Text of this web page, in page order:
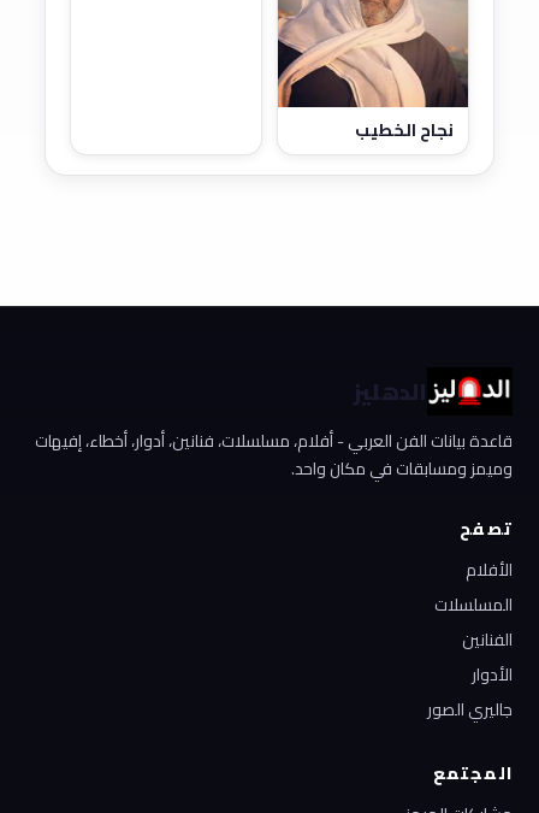
نجاح الخطيب
الدهليز
قاعدة بيانات الفن العربي - أفلام، مسلسلات، فنانين، أدوار، أخطاء، إفيهات
وميمز ومسابقات في مكان واحد.
تصفح
الأفلام
المسلسلات
الفنانين
الأدوار
جاليري الصور
المجتمع